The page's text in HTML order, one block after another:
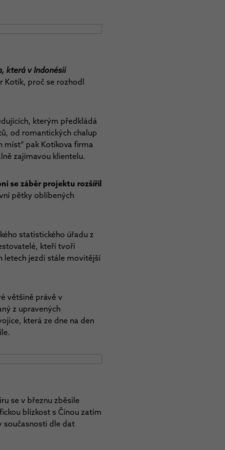
která v Indonésii
proč se rozhodl
kterým předkládá
od romantických chalup
míst“ pak Kotíkova firma
zajímavou klientelu.
se záběr projektu rozšířil
pětky oblíbených
statistického úřadu z
kteří tvoří
letech jezdí stále movitější
většině právě v
z upravených
která ze dne na den
se v březnu zběsile
blízkost s Čínou zatím
současnosti dle dat